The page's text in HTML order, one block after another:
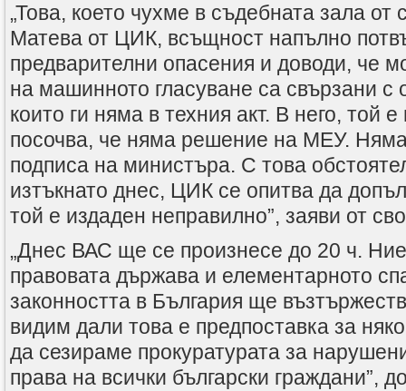
„Това, което чухме в съдебната зала от
Матева от ЦИК, всъщност напълно
предварителни опасения и доводи, че
на машинното гласуване са свързани с
които ги няма в техния акт. В него, той
посочва, че няма решение на МЕУ.
подписа на министъра. С това
изтъкнато днес, ЦИК се опитва да
той е издаден неправилно”, заяви от
„Днес ВАС ще се произнесе до 20 ч.
правовата държава и елементарното
законността в България ще
видим дали това е предпоставка за
да сезираме прокуратурата за
права на всички български граждани”,